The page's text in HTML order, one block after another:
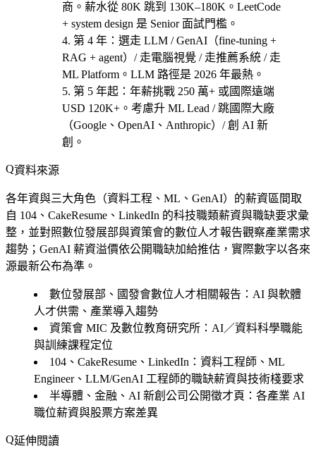
商。薪水從 80K 跳到 130K–180K。LeetCode
+ system design 是 Senior 面試門檻。
第 4 年 ：選走 LLM / GenAI（fine-tuning +
RAG + agent）/ 走電腦視覺 / 走推薦系統 / 走
ML Platform 。LLM 路徑是 2026 年最熱。
第 5 年起 ：年薪挑戰 250 萬+ 或國際遠端
USD 120K+。考慮升 ML Lead / 跳國際大廠
（Google、OpenAI、Anthropic）/ 創 AI 新
創 。
資料來源
各年資與三大角色（資料工程、ML、GenAI）的薪資區間取
自 104、CakeResume、LinkedIn 的科技職類薪資與職缺要求彙
整，並對照數位發展部與資策會的數位人才報告觀察產業需求
趨勢；GenAI 薪資溢價依公開職缺加給推估，實際數字以各來
源最新公布為準。
數位發展部、國發會數位人才相關報告：AI 與軟體
人才供需、產業導入趨勢
資策會 MIC 及數位教育研究所：AI／資料科學職能
與訓練課程定位
104、CakeResume、LinkedIn：資料工程師、ML
Engineer、LLM/GenAI 工程師的職缺薪資與技術棧要求
半導體、金融、AI 新創公司公開徵才頁：各產業 AI
職位薪資與股票方案差異
延伸閱讀